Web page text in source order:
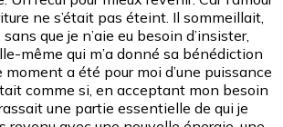
ne s’était pas éteint. Il sommeillait,
que je n’aie eu besoin d’insister,
même qui m’a donné sa bénédiction
moment a été pour moi d’une puissance
comme si, en acceptant mon besoin
une partie essentielle de qui je